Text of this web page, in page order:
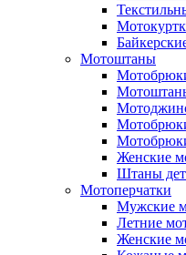
Мотоштаны
Женские
Штаны
Мотоперчатки
Мужские
Летние
Женские